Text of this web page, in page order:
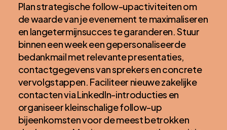
Plan strategische follow-upactiviteiten om
de waarde van je evenement te maximaliseren
en langetermijnsucces te garanderen. Stuur
binnen een week een gepersonaliseerde
bedankmail met relevante presentaties,
contactgegevens van sprekers en concrete
vervolgstappen. Faciliteer nieuwe zakelijke
contacten via LinkedIn-introducties en
organiseer kleinschalige follow-up
bijeenkomsten voor de meest betrokken